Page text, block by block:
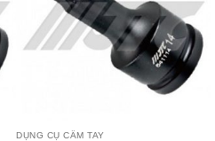
DỤNG CỤ CẦM TAY